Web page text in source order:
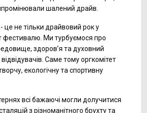
шалений драйв.
це не тільки драйвовий рок у
фестивалю. Ми турбуємося про
здоров’я та духовний
Саме тому оргкомітет
екологічну та спортивну
всі бажаючі могли долучитися
з різноманітного брухту та